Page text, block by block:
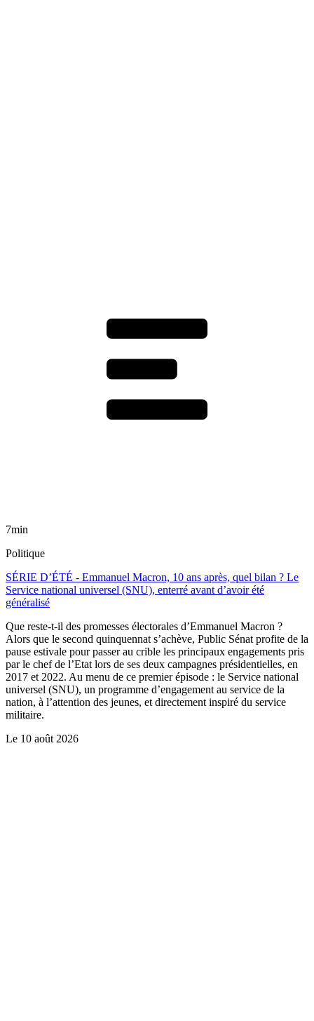
7min
Politique
SÉRIE D’ÉTÉ - Emmanuel Macron, 10 ans après, quel bilan ? Le
Service national universel (SNU), enterré avant d’avoir été
généralisé
Que reste-t-il des promesses électorales d’Emmanuel Macron ?
Alors que le second quinquennat s’achève, Public Sénat profite de la
pause estivale pour passer au crible les principaux engagements pris
par le chef de l’Etat lors de ses deux campagnes présidentielles, en
2017 et 2022. Au menu de ce premier épisode : le Service national
universel (SNU), un programme d’engagement au service de la
nation, à l’attention des jeunes, et directement inspiré du service
militaire.
Le 10 août 2026